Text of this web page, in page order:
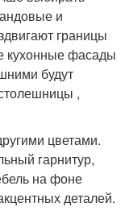
и
границы
кухонные фасады
будут
,
цветами.
гарнитур,
на фоне
деталей.